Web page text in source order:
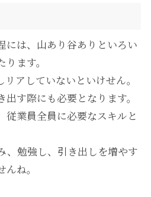
には、山あり谷ありといろい
ます。
アしていないといけせん。
す際にも必要となります。
従業員全員に必要なスキルと
、勉強し、引き出しを増やす
ね。